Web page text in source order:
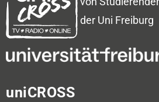
der Uni Freiburg
uniCROSS